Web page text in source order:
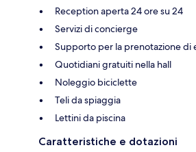
Reception aperta 24 ore su 24
Servizi di concierge
Supporto per la prenotazione di
Quotidiani gratuiti nella hall
Noleggio biciclette
Teli da spiaggia
Lettini da piscina
Caratteristiche e dotazioni